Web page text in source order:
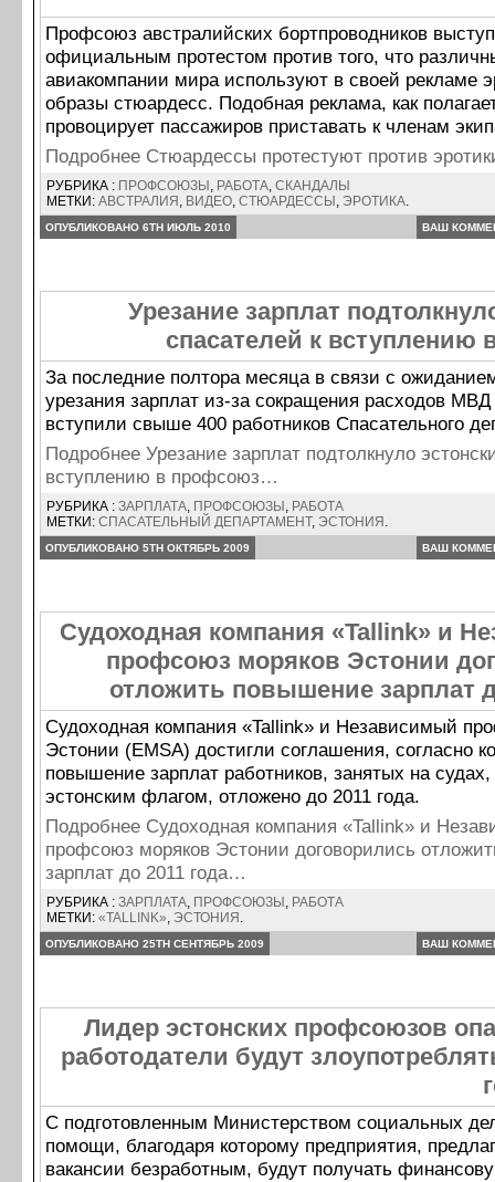
Профсоюз австралийских бортпроводников
официальным протестом против того, что
авиакомпании мира используют в своей рекламе
образы стюардесс. Подобная реклама, как
провоцирует пассажиров приставать к членам
Подробнее Стюардессы протестуют против
РУБРИКА : ПРОФСОЮЗЫ , РАБОТА, СКАНДАЛЫ
МЕТКИ: АВСТРАЛИЯ , ВИДЕО, СТЮАРДЕССЫ , ЭРОТИКА.
ОПУБЛИКОВАНО 6TH ИЮЛЬ 2010 ВАШ
Урезание зарплат
спасателей к вступлению
За последние полтора месяца в связи с
урезания зарплат из-за сокращения расходов
вступили свыше 400 работников Спасательного
Подробнее Урезание зарплат подтолкнуло
вступлению в профсоюз…
РУБРИКА : ЗАРПЛАТА, ПРОФСОЮЗЫ , РАБОТА
МЕТКИ: СПАСАТЕЛЬНЫЙ ДЕПАРТАМЕНТ, ЭСТОНИЯ .
ОПУБЛИКОВАНО 5TH ОКТЯБРЬ 2009 ВАШ
Судоходная компания «Tallink» и
профсоюз моряков Эстонии
отложить повышение зарплат
Судоходная компания «Tallink» и Независимый
Эстонии (EMSA) достигли соглашения, согласно
повышение зарплат работников, занятых на
эстонским флагом, отложено до 2011 года.
Подробнее Судоходная компания «Tallink» и
профсоюз моряков Эстонии договорились
зарплат до 2011 года…
РУБРИКА : ЗАРПЛАТА, ПРОФСОЮЗЫ , РАБОТА
МЕТКИ: «TALLINK», ЭСТОНИЯ .
ОПУБЛИКОВАНО 25TH СЕНТЯБРЬ 2009 ВАШ
Лидер эстонских профсоюзов
работодатели будут
С подготовленным Министерством социальных
помощи, благодаря которому предприятия,
вакансии безработным, будут получать